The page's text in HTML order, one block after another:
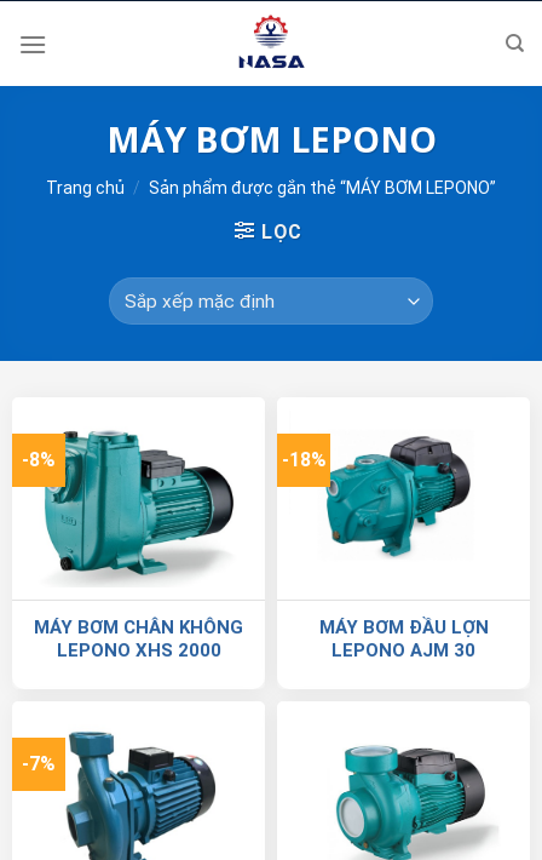
MÁY BƠM LEPONO
Trang chủ / Sản phẩm được gắn thẻ “MÁY BƠM LEPONO”
LỌC
-8%
MÁY BƠM CHÂN KHÔNG
LEPONO XHS 2000
-18%
MÁY BƠM ĐẦU LỢN
LEPONO AJM 30
-7%